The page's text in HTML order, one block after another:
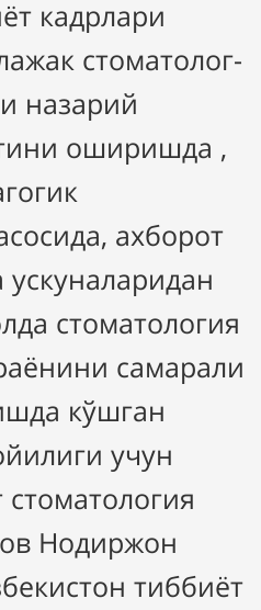
кадрлари
стоматолог-
назарий
оширишда ,
ахборот
стоматология
самарали
кўшган
учун
Нодиржон
тиббиёт